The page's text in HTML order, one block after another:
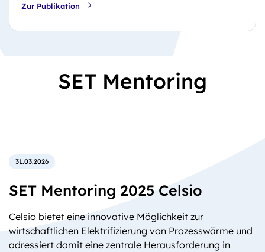
Zur Publikation
SET Mentoring
31.03.2026
SET Mentoring 2025 Celsio
Celsio bietet eine innovative Möglichkeit zur
wirtschaftlichen Elektrifizierung von Prozesswärme und
adressiert damit eine zentrale Herausforderung in